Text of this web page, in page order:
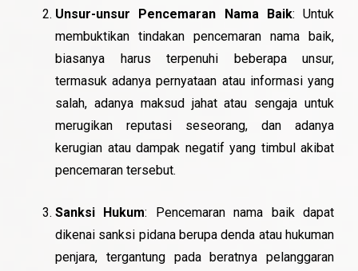
Unsur-unsur Pencemaran Nama Baik: Untuk
membuktikan tindakan pencemaran nama baik,
biasanya harus terpenuhi beberapa unsur,
termasuk adanya pernyataan atau informasi yang
salah, adanya maksud jahat atau sengaja untuk
merugikan reputasi seseorang, dan adanya
kerugian atau dampak negatif yang timbul akibat
pencemaran tersebut.
Sanksi Hukum: Pencemaran nama baik dapat
dikenai sanksi pidana berupa denda atau hukuman
penjara, tergantung pada beratnya pelanggaran